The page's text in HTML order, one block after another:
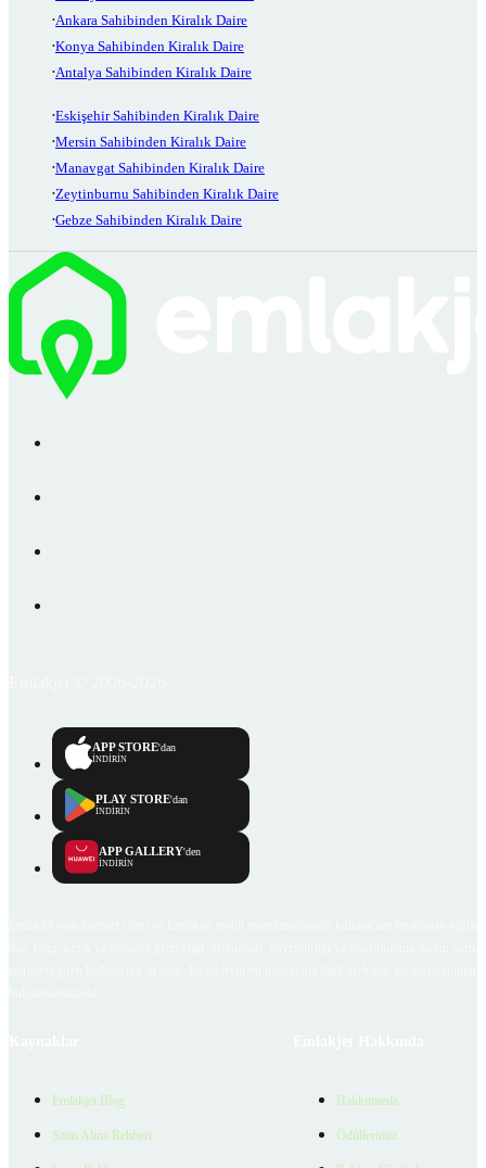
Ankara Sahibinden Kiralık Daire
Konya Sahibinden Kiralık Daire
Antalya Sahibinden Kiralık Daire
Eskişehir Sahibinden Kiralık Daire
Mersin Sahibinden Kiralık Daire
Manavgat Sahibinden Kiralık Daire
Zeytinburnu Sahibinden Kiralık Daire
Gebze Sahibinden Kiralık Daire
APP STORE'dan
İNDİRİN
PLAY STORE'dan
İNDİRİN
APP GALLERY'den
İNDİRİN
Emlakjet Blog
Satın Alma Rehberi
Hakkımızda
Ödüllerimiz